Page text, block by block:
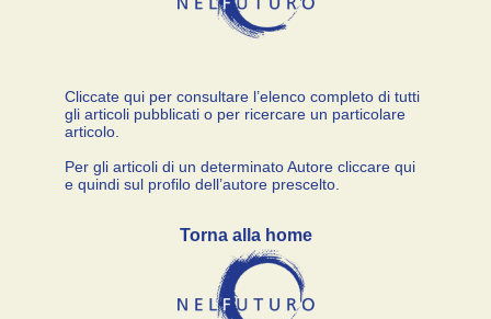
Cliccate qui per consultare l’elenco completo di tutti
gli articoli pubblicati o per ricercare un particolare
articolo.
Per gli articoli di un determinato Autore cliccare qui
e quindi sul profilo dell’autore prescelto.
Torna alla home